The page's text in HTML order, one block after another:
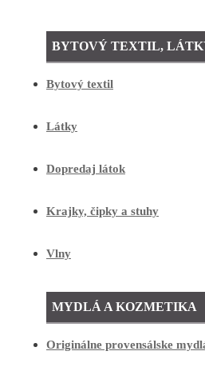
BYTOVÝ TEXTIL,
Bytový textil
Látky
Dopredaj látok
Krajky, čipky a stuhy
Vlny
MYDLÁ A KOZMETIKA
Originálne provensálske